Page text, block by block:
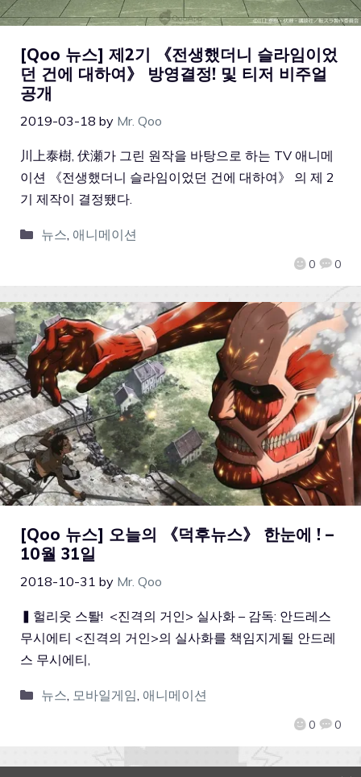
[Qoo 뉴스] 제2기 《전생했더니 슬라임이었
던 건에 대하여》 방영결정! 및 티저 비주얼
공개
2019-03-18 by Mr. Qoo
0 0
川上泰樹, 伏瀬가 그린 원작을 바탕으로 하는 TV 애니메
이션 《전생했더니 슬라임이었던 건에 대하여》 의 제 2
기 제작이 결정뙜다.
뉴스 애니메이션
[Qoo 뉴스] 오늘의 《덕후뉴스》 한눈에 ! –
10월 31일
2018-10-31 by Mr. Qoo
0 0
▍헐리웃 스퇄! <진격의 거인> 실사화 – 감독: 안드레스
무시에티 <진격의 거인>의 실사화를 책임지게될 안드레
스 무시에티,
뉴스 모바일게임 애니메이션